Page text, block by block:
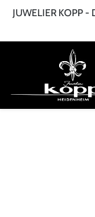
Zum Inhalt springen
JUWELIER KOPP -